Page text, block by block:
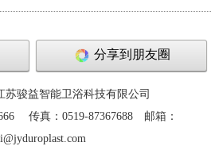
分享到朋友圈
苏骏益智能卫浴科技有限公司
传真：0519-87367688 邮箱：